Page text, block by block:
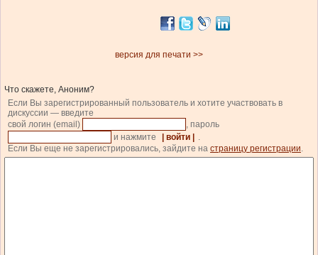
версия для печати >>
Что скажете, Аноним?
Если Вы зарегистрированный пользователь и хотите участвовать в
дискуссии — введите
свой логин (email)
, пароль
и нажмите
| войти |
.
Если Вы еще не зарегистрировались, зайдите на страницу регистрации.